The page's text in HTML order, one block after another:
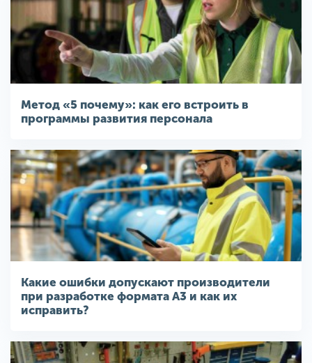
Метод «5 почему»: как его встроить в
программы развития персонала
Какие ошибки допускают производители
при разработке формата A3 и как их
исправить?